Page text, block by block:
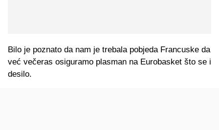
Bilo je poznato da nam je trebala pobjeda Francuske da
već večeras osiguramo plasman na Eurobasket što se i
desilo.